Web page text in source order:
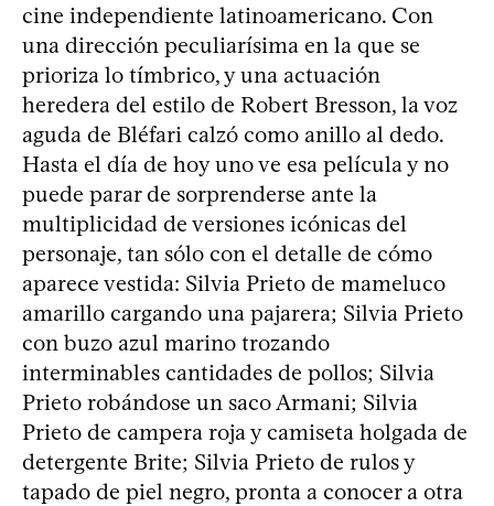
cine independiente latinoamericano. Con
una dirección peculiarísima en la que se
prioriza lo tímbrico, y una actuación
heredera del estilo de Robert Bresson, la voz
aguda de Bléfari calzó como anillo al dedo.
Hasta el día de hoy uno ve esa película y no
puede parar de sorprenderse ante la
multiplicidad de versiones icónicas del
personaje, tan sólo con el detalle de cómo
aparece vestida: Silvia Prieto de mameluco
amarillo cargando una pajarera; Silvia Prieto
con buzo azul marino trozando
interminables cantidades de pollos; Silvia
Prieto robándose un saco Armani; Silvia
Prieto de campera roja y camiseta holgada de
detergente Brite; Silvia Prieto de rulos y
tapado de piel negro, pronta a conocer a otra